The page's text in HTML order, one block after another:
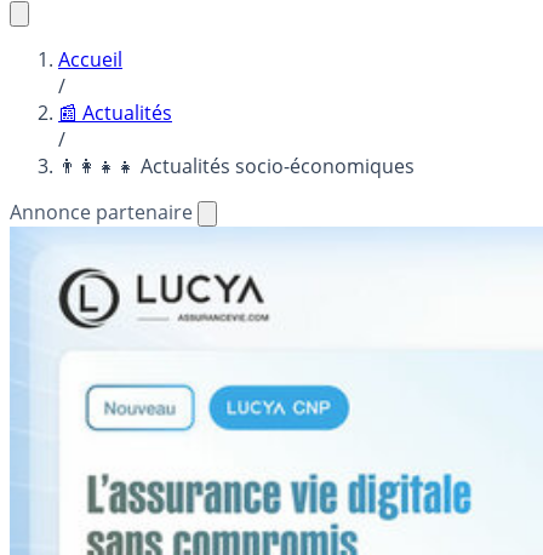
Accueil
/
📰 Actualités
/
👨‍👩‍👧‍👧 Actualités socio-économiques
Annonce partenaire